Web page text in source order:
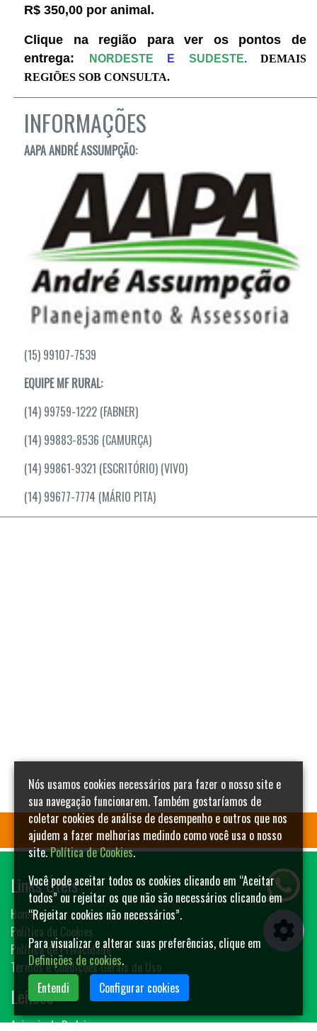
R$ 350,00 por animal.
Clique na região para ver os pontos de
entrega:
NORDESTE E SUDESTE.
DEMAIS
REGIÕES SOB CONSULTA.
INFORMAÇÕES
AAPA ANDRÉ ASSUMPÇÃO:
(15) 99107-7539
EQUIPE MF RURAL:
(14) 99759-1222 (FABNER)
(14) 99883-8536 (CAMURÇA)
(14) 99861-9321 (ESCRITÓRIO) (VIVO)
(14) 99677-7774 (MÁRIO PITA)
Links Úteis
Home
Política de Cookies
Política de Privacidade
Termos e Condições Gerais de Uso
Leilões
Animais de Rodeio
Nós usamos cookies necessários para fazer o nosso site e
sua navegação funcionarem. Também gostaríamos de
coletar cookies de análise de desempenho e outros que nos
ajudem a fazer melhorias medindo como você usa o nosso
site.Política de Cookies.
Você pode aceitar todos os cookies clicando em “Aceitar
todos” ou rejeitar os que não são necessários clicando em
“Rejeitar cookies não necessários”.
Para visualizar e alterar suas preferências, clique em
Definições de cookies.
Entendi
Configurar cookies